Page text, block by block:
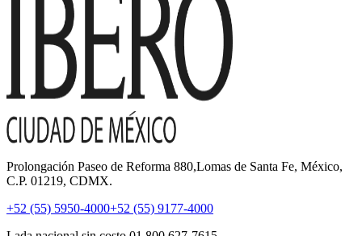
Prolongación Paseo de Reforma 880,Lomas de Santa Fe, México,
C.P. 01219, CDMX.
+52 (55) 5950-4000+52 (55) 9177-4000